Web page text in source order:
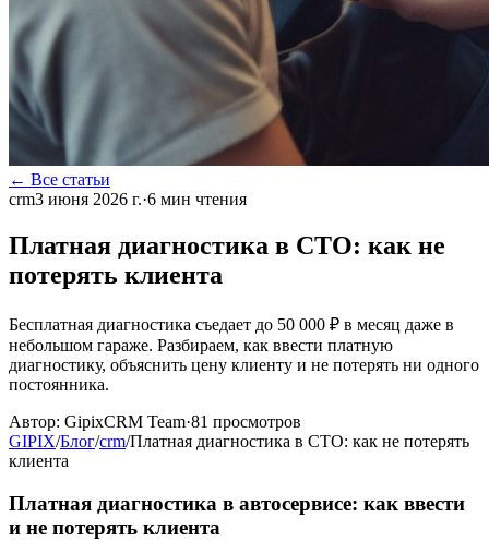
← Все статьи
crm3 июня 2026 г.·6 мин чтения
Платная диагностика в СТО: как не
потерять клиента
Бесплатная диагностика съедает до 50 000 ₽ в месяц даже в
небольшом гараже. Разбираем, как ввести платную
диагностику, объяснить цену клиенту и не потерять ни одного
постоянника.
Автор: GipixCRM Team·81 просмотров
GIPIX/Блог/crm/Платная диагностика в СТО: как не потерять
клиента
Платная диагностика в автосервисе: как ввести
и не потерять клиента